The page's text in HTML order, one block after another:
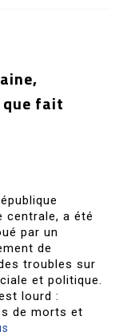
que fait
centrale, a été
par un
de
troubles sur
et politique.
lourd :
de morts et